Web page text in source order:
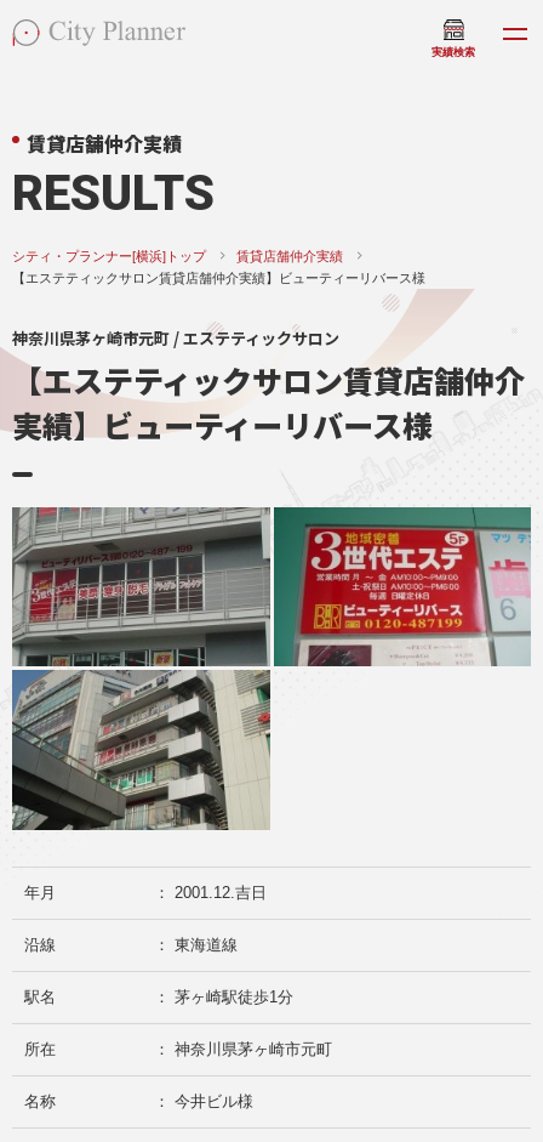
実績検索
賃貸店舗仲介実績
RESULTS
シティ・プランナー[横浜]トップ
賃貸店舗仲介実績
【エステティックサロン賃貸店舗仲介実績】ビューティーリバース様
神奈川県茅ヶ崎市元町 / エステティックサロン
【エステティックサロン賃貸店舗仲介
実績】ビューティーリバース様
年月 ： 2001.12.吉日
沿線 ： 東海道線
駅名 ： 茅ヶ崎駅徒歩1分
所在 ： 神奈川県茅ヶ崎市元町
名称 ： 今井ビル様